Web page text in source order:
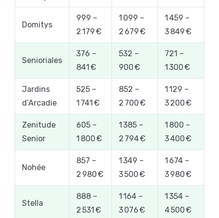
Domitys
999 –
2 179 €
1 099 –
2 679 €
1 459 –
3 849 €
Senioriales
376 –
841 €
532 –
900 €
721 –
1 300 €
Jardins
d’Arcadie
525 –
1 741 €
852 –
2 700 €
1 129 –
3 200 €
Zenitude
Senior
605 –
1 800 €
1 385 –
2 794 €
1 800 –
3 400 €
Nohée
857 –
2 980 €
1 349 –
3 500 €
1 674 –
3 980 €
Stella
888 –
2 531 €
1 164 –
3 076 €
1 354 –
4 500 €